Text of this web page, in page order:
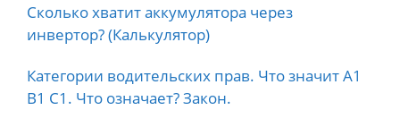
Сколько хватит аккумулятора через
инвертор? (Калькулятор)
Категории водительских прав. Что значит А1
B1 C1. Что означает? Закон.